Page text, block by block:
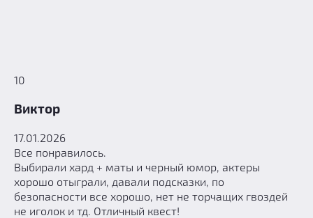
10
Виктор
17.01.2026
Все понравилось.
Выбирали хард + маты и черный юмор, актеры
хорошо отыграли, давали подсказки, по
безопасности все хорошо, нет не торчащих гвоздей
не иголок и тд. Отличный квест!